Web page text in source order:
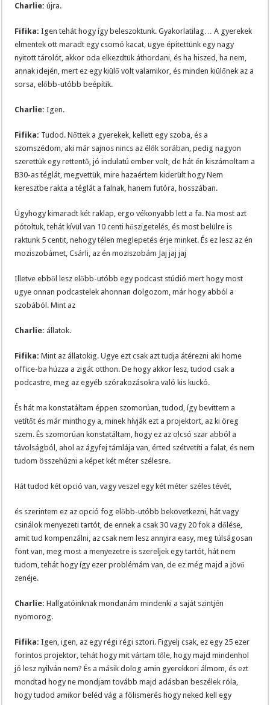
Charlie: újra.
Fifika: Igen tehát hogy így beleszoktunk. Gyakorlatilag… A gyerekek
elmentek ott maradt egy csomó kacat, ugye építettünk egy nagy
nyitott tárolót, akkor oda elkezdtük áthordani, és ha hiszed, ha nem,
annak idején, mert ez egy kiülő volt valamikor, és minden kiülőnek az a
sorsa, előbb-utóbb beépítik.
Charlie: Igen.
Fifika: Tudod. Nőttek a gyerekek, kellett egy szoba, és a
szomszédom, aki már sajnos nincs az élők sorában, pedig nagyon
szerettük egy rettentő, jó indulatú ember volt, de hát én kiszámoltam a
B30-as téglát, megvettük, mire hazaértem kiderült hogy Nem
keresztbe rakta a téglát a falnak, hanem futóra, hosszában.
Úgyhogy kimaradt két raklap, ergo vékonyabb lett a fa. Na most azt
pótoltuk, tehát kívül van 10 centi hőszigetelés, és most belülre is
raktunk 5 centit, nehogy télen meglepetés érje minket. És ez lesz az én
moziszobámet, Csárli, az én moziszobám Jaj jaj jaj
Illetve ebből lesz előbb-utóbb egy podcast stúdió mert hogy most
ugye onnan podcastelek ahonnan dolgozom, már hogy abból a
szobából. Mint az
Charlie: állatok.
Fifika: Mint az állatokig. Ugye ezt csak azt tudja átérezni aki home
office-ba húzza a zigát otthon. De hogy akkor lesz, tudod csak a
podcastre, meg az egyéb szórakozásokra való kis kuckó.
És hát ma konstatáltam éppen szomorúan, tudod, így bevittem a
vetítőt és már minthogy a, minek hívják ezt a projektort, az ki öreg
szem. És szomorúan konstatáltam, hogy ez az olcsó szar abból a
távolságból, ahol az ágyfej támlája van, érted szétvetíti a falat, és nem
tudom összehúzni a képet két méter szélesre.
Hát tudod két opció van, vagy veszel egy két méter széles tévét,
és szerintem ez az opció fog előbb-utóbb bekövetkezni, hát vagy
csinálok menyezeti tartót, de ennek a csak 30 vagy 20 fok a dőlése,
amit tud kompenzálni, az csak nem lesz annyira easy, meg túlságosan
fönt van, meg most a menyezetre is szereljek egy tartót, hát nem
tudom, tehát hogy így ezer problémám van, de ez még majd a jövő
zenéje.
Charlie: Hallgatóinknak mondanám mindenki a saját szintjén
nyomorog.
Fifika: Igen, igen, az egy régi régi sztori. Figyelj csak, ez egy 25 ezer
forintos projektor, tehát hogy mit vártam tőle, hogy majd mindenhol
jó lesz nyilván nem? És a másik dolog amin gyerekkori álmom, és ezt
mondtad hogy ne mondjam tovább majd adásban beszélek róla,
hogy tudod amikor beléd vág a fölismerés hogy neked kell egy